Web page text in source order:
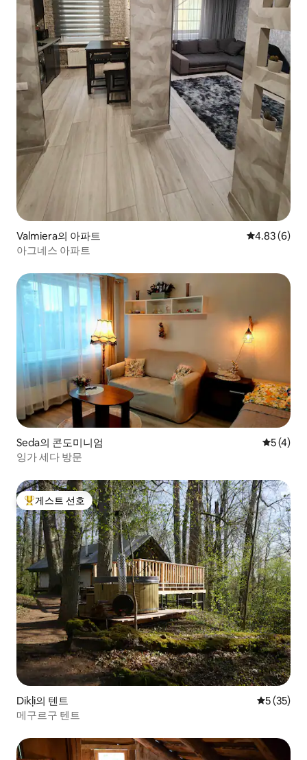
Valmiera의 아파트 평점 4.83점
4.83 (6)
아그네스 아파트
Seda의 콘도미니엄 평점 5점
5 (4)
잉가 세다 방문
상위 게스트 선호
게스트 선호
Dikļi의 텐트 평점 5점
5 (35)
메구르구 텐트